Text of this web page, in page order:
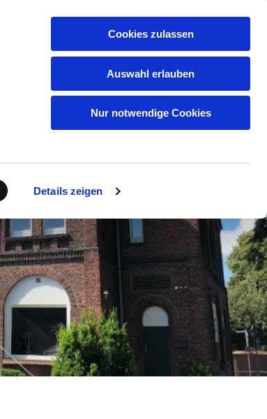
Details zeigen
Cookies zulassen
Auswahl erlauben
Nur notwendige Cookies
KAMERAS